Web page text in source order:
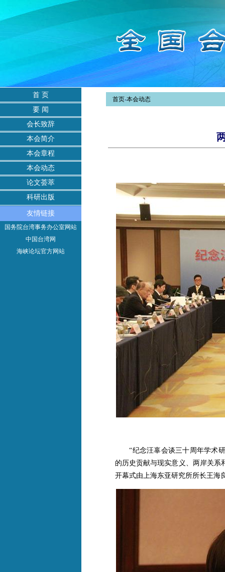
首 页
要 闻
会长致辞
本会简介
本会章程
本会动态
论文荟萃
科研出版
友情链接
国务院台湾事务办公室网站
中国台湾网
海峡论坛官方网站
首页-本会动态
“纪念汪辜会谈三十周年学术研
的历史贡献与现实意义、两岸关系
开幕式由上海东亚研究所所长王海